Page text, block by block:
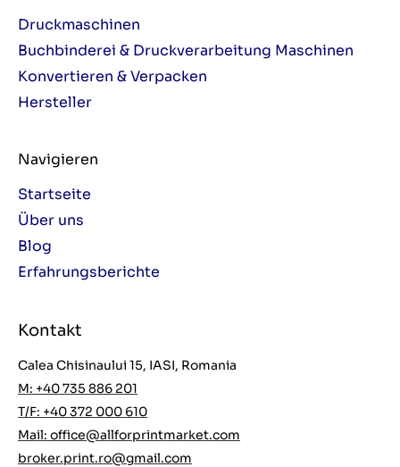
Druckmaschinen
Buchbinderei & Druckverarbeitung Maschinen
Konvertieren & Verpacken
Hersteller
Navigieren
Startseite
Über uns
Blog
Erfahrungsberichte
Kontakt
Calea Chisinaului 15, IASI, Romania
M: +40 735 886 201
T/F: +40 372 000 610
Mail: office@allforprintmarket.com
broker.print.ro@gmail.com